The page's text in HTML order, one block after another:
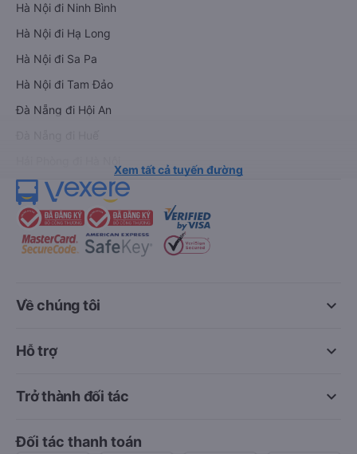
Hà Nội đi Ninh Bình
Hà Nội đi Hạ Long
Hà Nội đi Sa Pa
Hà Nội đi Tam Đảo
Đà Nẵng đi Hội An
Xem tất cả tuyến đường
keyboard_arrow_down
Về chúng tôi
keyboard_arrow_down
Hỗ trợ
keyboard_arrow_down
Trở thành đối tác
Đối tác thanh toán